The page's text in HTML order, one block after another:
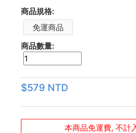
商品規格:
免運商品
商品數量:
$579 NTD
本商品免運費, 不計